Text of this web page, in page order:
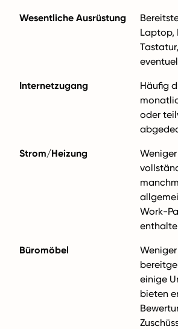
Wesentliche Ausrüstung
Laptop,
Internetzugang
Häufig
oder
Strom/Heizung
Work-
Büromöbel
einige
bieten